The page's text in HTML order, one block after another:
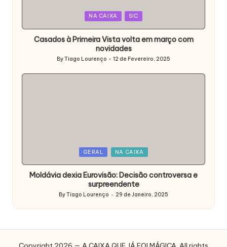
NA CAIXA SIC
Casados à Primeira Vista volta em março com
novidades
Posted
by
ByTiago Lourenço 12 de Fevereiro, 2025
GERAL NA CAIXA
Moldávia dexia Eurovisão: Decisão controversa e
surpreendente
Posted
by
ByTiago Lourenço 29 de Janeiro, 2025